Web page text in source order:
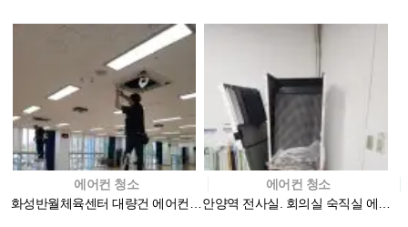
에어컨 청소
에어컨 청소